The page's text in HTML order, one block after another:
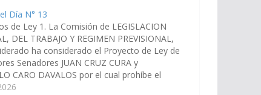
Día N° 13
de Ley 1. La Comisión de LEGISLACION
DEL TRABAJO Y REGIMEN PREVISIONAL,
ha considerado el Proyecto de Ley de
Senadores JUAN CRUZ CURA y
CARO DAVALOS por el cual prohíbe el
tenencia, uso, facilitación y comercialización